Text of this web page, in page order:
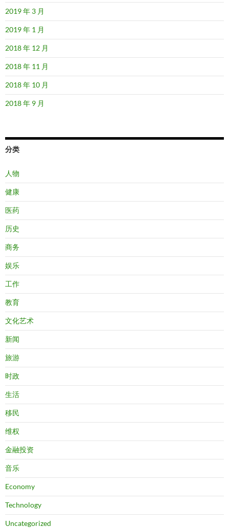
2019 年 3 月
2019 年 1 月
2018 年 12 月
2018 年 11 月
2018 年 10 月
2018 年 9 月
分类
人物
健康
医药
历史
商务
娱乐
工作
教育
文化艺术
新闻
旅游
时政
生活
移民
维权
金融投资
音乐
Economy
Technology
Uncategorized